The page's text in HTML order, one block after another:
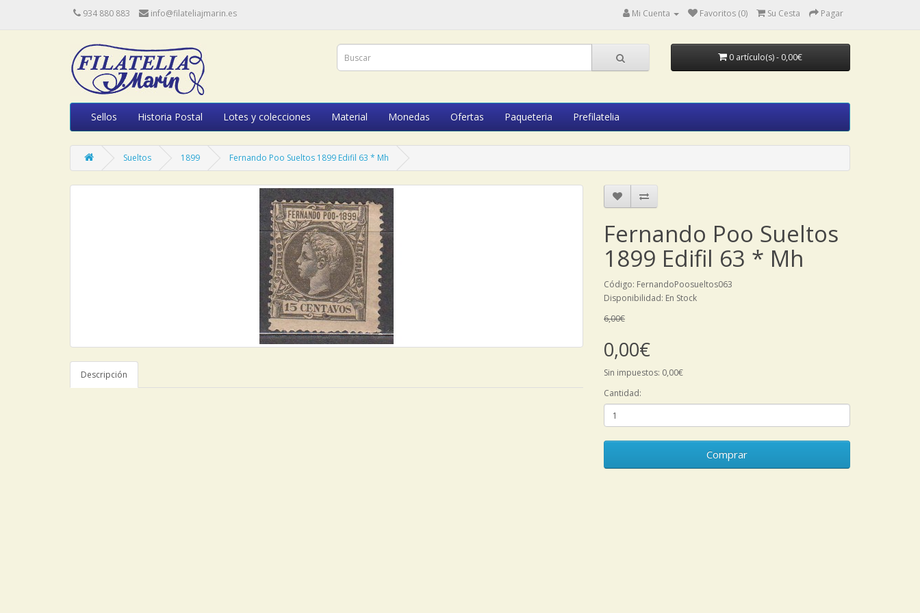
934 880 883 info@filateliajmarin.es Mi Cuenta Favoritos (0) Su Cesta Pagar
0 artículo(s) - 0,00€
Sellos Historia Postal Lotes y colecciones Material Monedas Ofertas Paqueteria Prefilatelia
Sueltos 1899 Fernando Poo Sueltos 1899 Edifil 63 * Mh
Descripción
Fernando Poo Sueltos
1899 Edifil 63 * Mh
Código: FernandoPoosueltos063
Disponibilidad: En Stock
6,00€
0,00€
Sin impuestos: 0,00€
Cantidad:
Comprar